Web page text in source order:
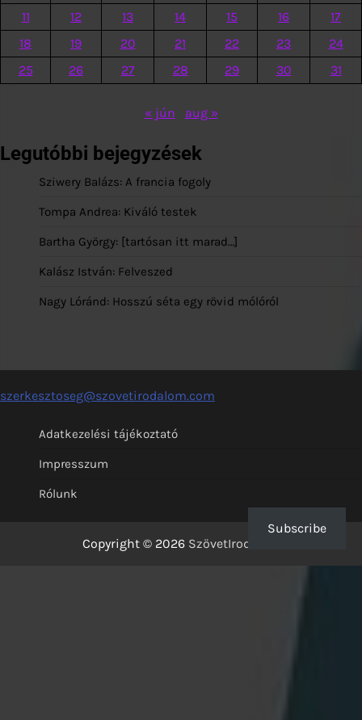
11 12 13 14 15 16
17
18
19 20 21 22 23
24
25
26 27 28 29 30 31
« jún aug »
Legutóbbi bejegyzések
Sziwery Balázs: A francia fogoly
Tompa Andrea: Kiváló testek
Bartha György: [tartósan itt marad…]
Kalász István: Felveszed
Nagy Lóránd: Hosszú séta egy rövid mólóról
szerkesztoseg@szovetirodalom.com
Adatkezelési tájékoztató
Impresszum
Rólunk
Copyright © 2026 SzövetIrodalom
Subscribe